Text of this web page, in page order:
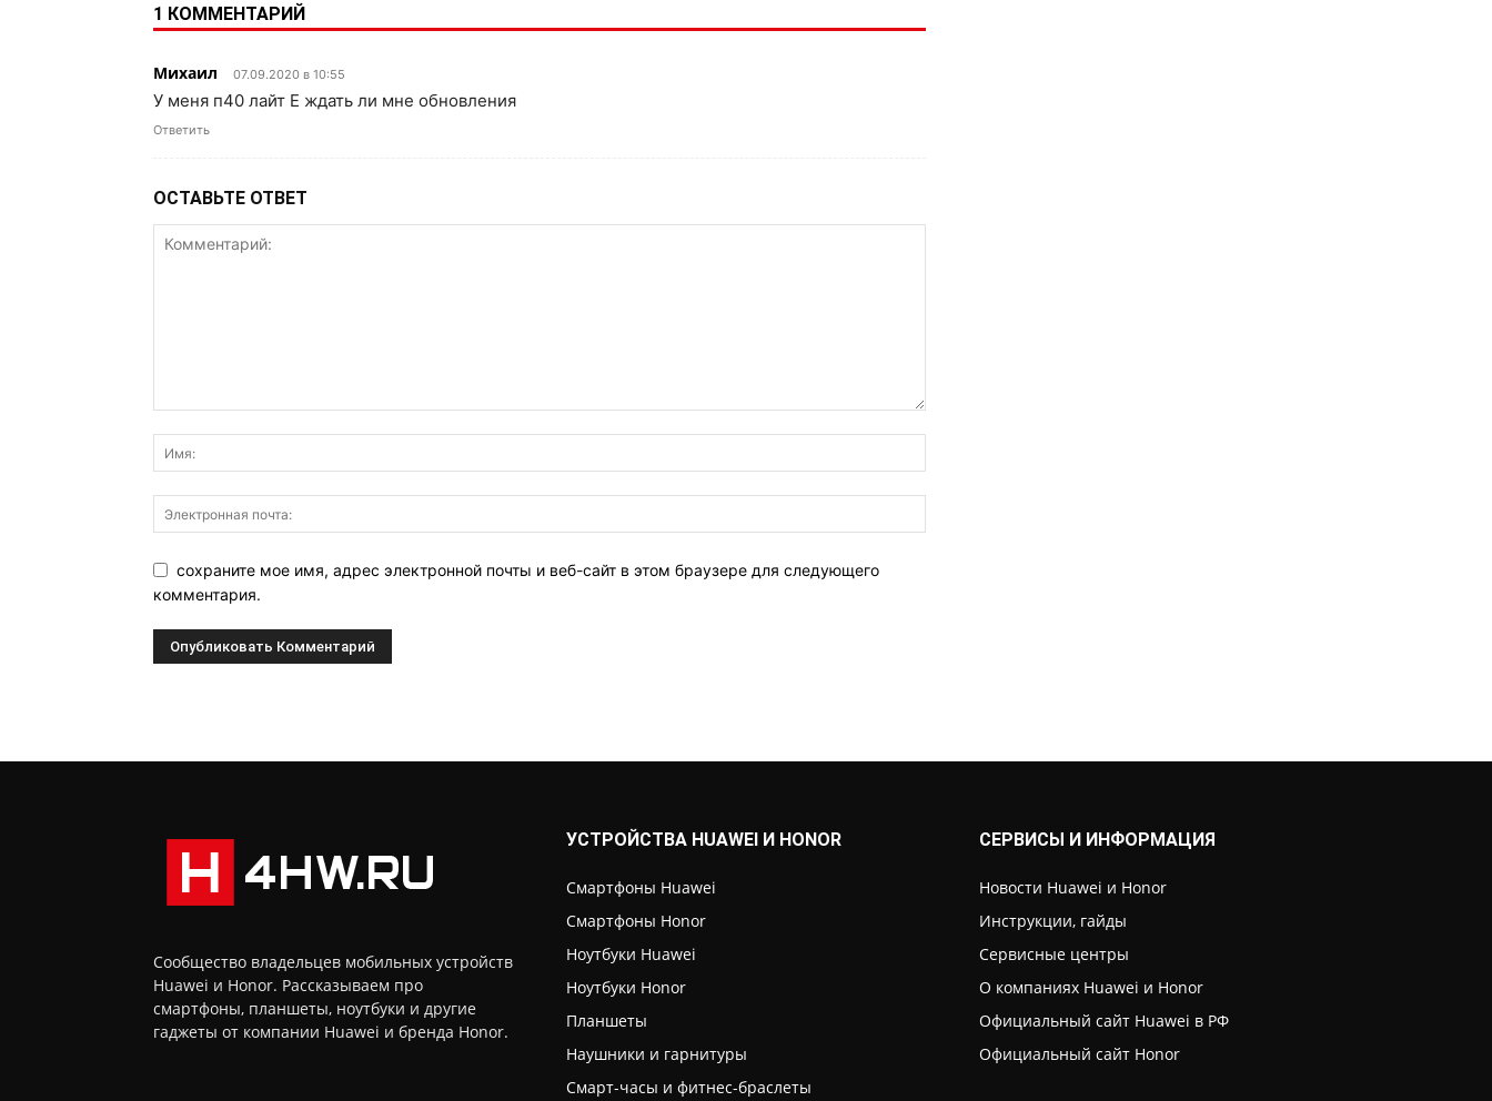
1 КОММЕНТАРИЙ
Михаил 07.09.2020 в 10:55
У меня п40 лайт Е ждать ли мне обновления
Ответить
ОСТАВЬТЕ ОТВЕТ
сохраните мое имя, адрес электронной почты и веб-сайт в этом браузере для следующего
комментария.
Сообщество владельцев мобильных устройств
Huawei и Honor. Рассказываем про
смартфоны, планшеты, ноутбуки и другие
гаджеты от компании Huawei и бренда Honor.
УСТРОЙСТВА HUAWEI И HONOR
Смартфоны Huawei
Смартфоны Honor
Ноутбуки Huawei
Ноутбуки Honor
Планшеты
Наушники и гарнитуры
Смарт-часы и фитнес-браслеты
СЕРВИСЫ И ИНФОРМАЦИЯ
Новости Huawei и Honor
Инструкции, гайды
Сервисные центры
О компаниях Huawei и Honor
Официальный сайт Huawei в РФ
Официальный сайт Honor